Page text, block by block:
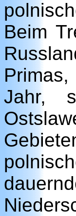
Beim
Jahr,